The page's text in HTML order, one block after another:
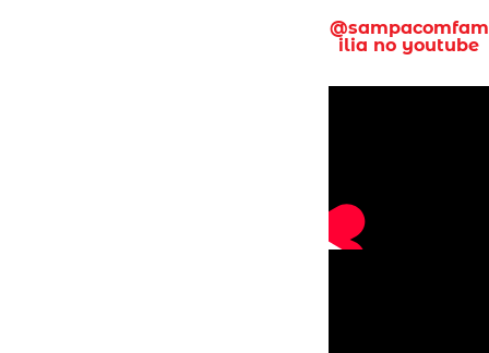
@sampacomfam
ilia no youtube